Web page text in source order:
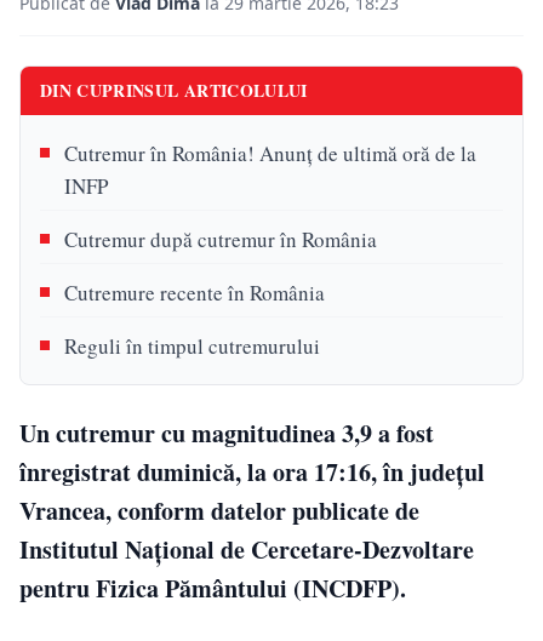
DIN CUPRINSUL ARTICOLULUI
Cutremur în România! Anunț de ultimă oră de la
INFP
Cutremur după cutremur în România
Cutremure recente în România
Reguli în timpul cutremurului
Un cutremur cu magnitudinea 3,9 a fost
înregistrat duminică, la ora 17:16, în județul
Vrancea, conform datelor publicate de
Institutul Național de Cercetare-Dezvoltare
pentru Fizica Pământului (INCDFP).